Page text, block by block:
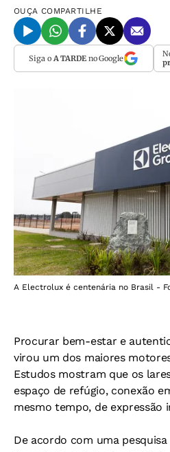
OUÇA COMPARTILHE
Siga o A TARDEno Google
A Electrolux é centenária no Brasil -
Procurar bem-estar e
virou um dos maiores
Estudos mostram que os
espaço de refúgio, conexão
mesmo tempo, de expressão
De acordo com uma